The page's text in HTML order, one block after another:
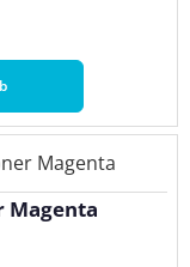
Magenta